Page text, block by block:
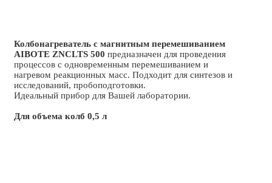
Колбонагреватель с магнитным перемешиванием
AIBOTE ZNCLTS 500 предназначен для проведения
процессов с одновременным перемешиванием и
нагревом реакционных масс. Подходит для синтезов и
исследований, пробоподготовки.
Идеальный прибор для Вашей лаборатории.
Для объема колб 0,5 л